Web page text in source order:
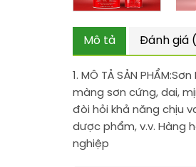
Mô tả Đánh giá
1. MÔ TẢ SẢN PHẨM:Sơn
màng sơn cứng, dai,
đòi hỏi khả năng chịu
dược phẩm, v.v. Hàng
nghiệp